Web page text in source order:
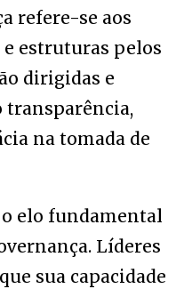
refere-se aos
e estruturas pelos
dirigidas e
transparência,
na tomada de
elo fundamental
Líderes
sua capacidade